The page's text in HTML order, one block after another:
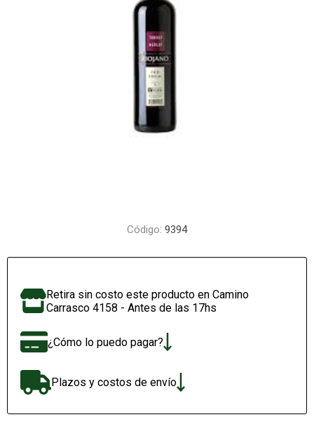
Código: 9394
Retira sin costo este producto en Camino
Carrasco 4158 - Antes de las 17hs
¿Cómo lo puedo pagar?
Plazos y costos de envío